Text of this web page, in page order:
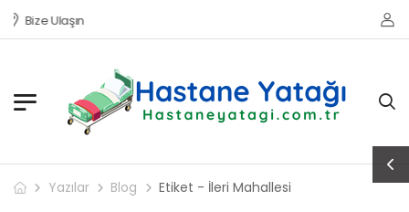
Bize Ulaşın
Yazılar Blog Etiket - İleri Mahallesi